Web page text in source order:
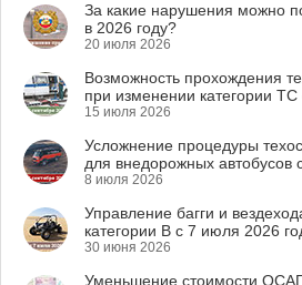
За какие нарушения можно
в 2026 году?
20 июля 2026
Возможность прохождения
при изменении категории
15 июля 2026
Усложнение процедуры
для внедорожных автобусов
8 июля 2026
Управление багги и
категории B с 7 июля 2026
30 июня 2026
Уменьшение стоимости